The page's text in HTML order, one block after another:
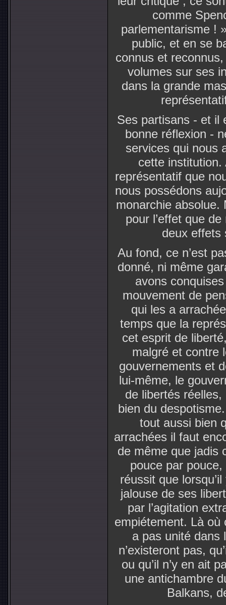
comme
parlementarisme !
public, et en se
connus et
volumes sur ses
dans la grande
Ses partisans - et il
bonne réflexion -
services qui nous
cette institution.
représentatif que
nous possédons
monarchie absolue.
pour l’effet que
deux effets
Au fond, ce n’est
donné, ni même
avons
mouvement de
qui les a
temps que la
cet esprit de
malgré et contre
gouvernements et
lui-même, le
de libertés réelles,
bien du
tout aussi bien
arrachées il faut
de même que jadis
pouce par
réussit que
jalouse de ses
par l’agitation
empiétement. Là où
a pas unité dans
n’existeront pas,
ou qu’il n’y en ait
une antichambre
Balkans,